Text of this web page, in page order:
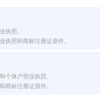
执照。
执照和商标注册证原件。
个体户营业执照。
商标注册证原件。